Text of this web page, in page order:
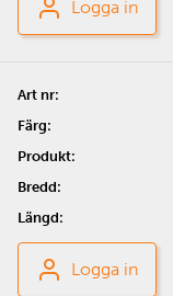
Logga in
Logga in